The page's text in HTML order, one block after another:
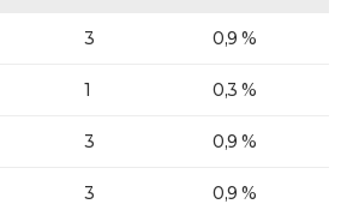
3 0,9 %
1 0,3 %
3 0,9 %
3 0,9 %